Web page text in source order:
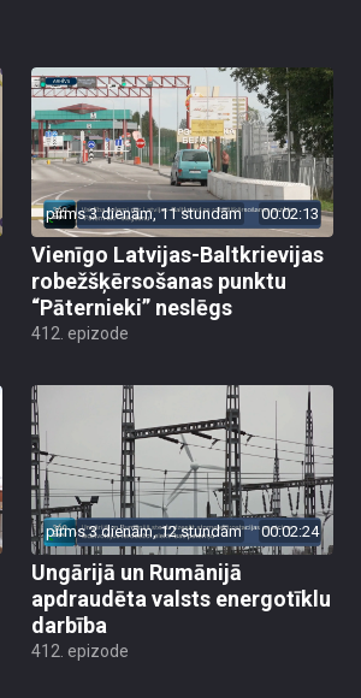
pirms 3 dienām, 11 stundām 00:02:13
Vienīgo Latvijas-Baltkrievijas
robežšķērsošanas punktu
“Pāternieki” neslēgs
412. epizode
pirms 3 dienām, 12 stundām 00:02:24
Ungārijā un Rumānijā
apdraudēta valsts energotīklu
darbība
412. epizode